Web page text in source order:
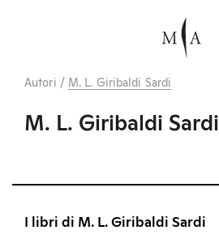
Autori / M. L. Giribaldi Sardi
M. L. Giribaldi Sardi
I libri di M. L. Giribaldi Sardi